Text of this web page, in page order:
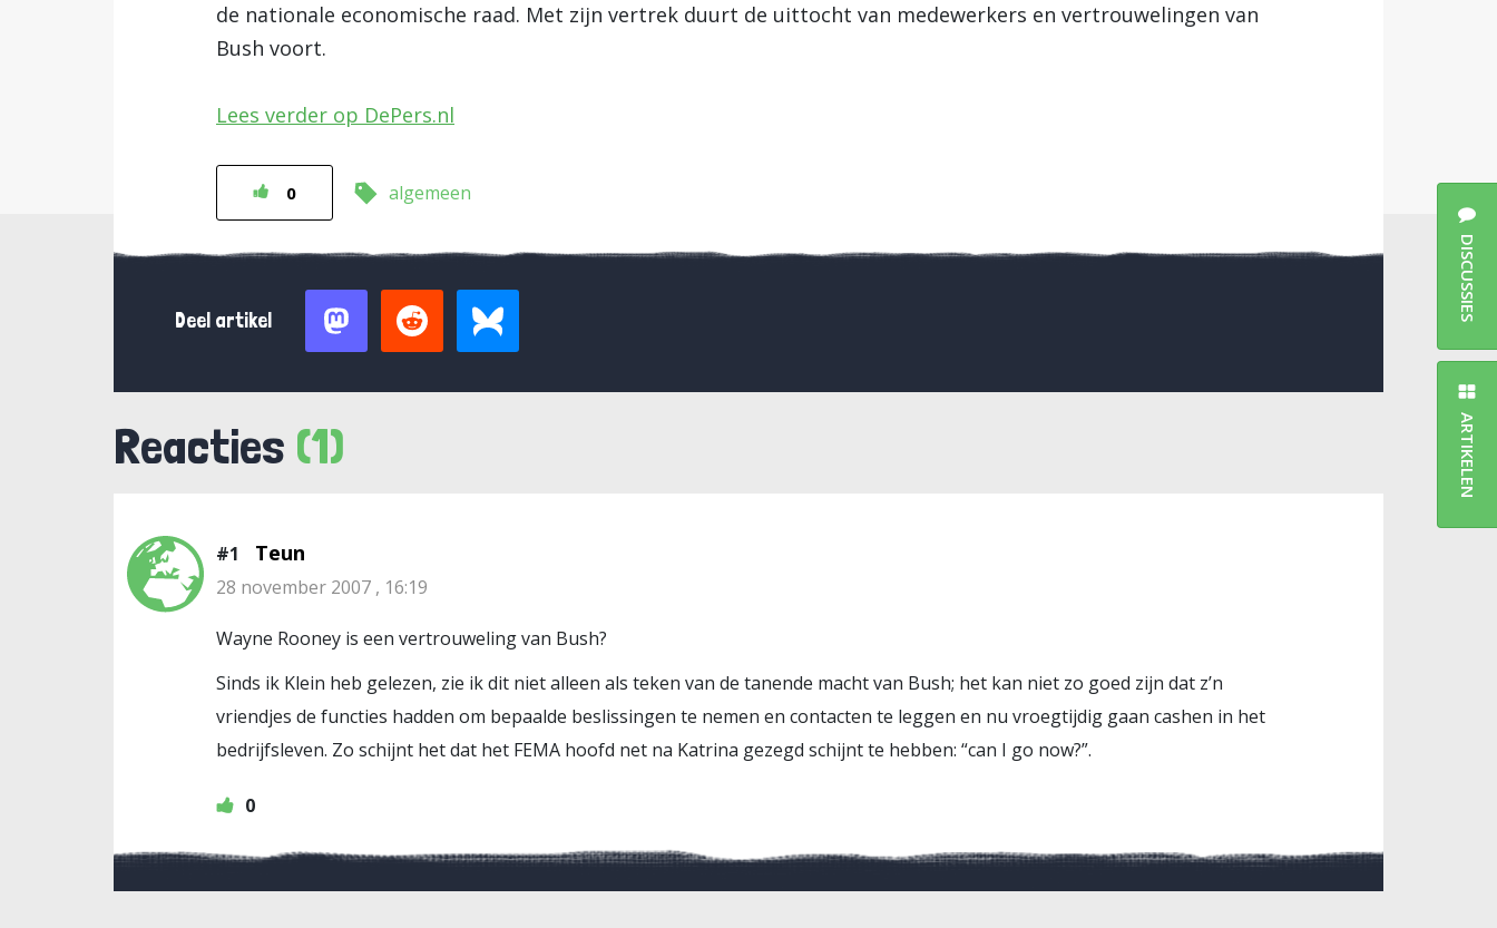
de nationale economische raad. Met zijn vertrek duurt de uittocht van medewerkers en vertrouwelingen van
Bush voort.
Lees verder op DePers.nl
0 algemeen
Deel artikel
Reacties (1)
#1 Teun
28 november 2007 , 16:19
Wayne Rooney is een vertrouweling van Bush?
Sinds ik Klein heb gelezen, zie ik dit niet alleen als teken van de tanende macht van Bush; het kan niet zo goed zijn dat z’n
vriendjes de functies hadden om bepaalde beslissingen te nemen en contacten te leggen en nu vroegtijdig gaan cashen in het
bedrijfsleven. Zo schijnt het dat het FEMA hoofd net na Katrina gezegd schijnt te hebben: “can I go now?”.
0
DISCUSSIES
ARTIKELEN